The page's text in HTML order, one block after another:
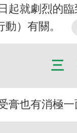
起就劇烈的
動）有關。
三
膏也有消極